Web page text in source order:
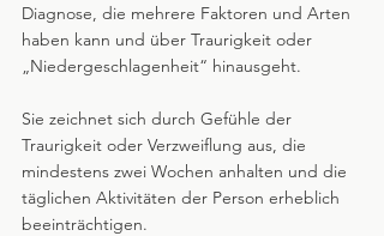
Diagnose, die mehrere Faktoren und Arten
haben kann und über Traurigkeit oder
„Niedergeschlagenheit“ hinausgeht.
Sie zeichnet sich durch Gefühle der
Traurigkeit oder Verzweiflung aus, die
mindestens zwei Wochen anhalten und die
täglichen Aktivitäten der Person erheblich
beeinträchtigen.